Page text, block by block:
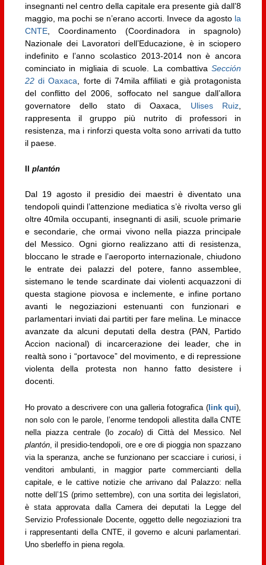
insegnanti nel centro della capitale era presente già dall’8
maggio, ma pochi se n’erano accorti. Invece da agosto la
CNTE, Coordinamento (Coordinadora in spagnolo)
Nazionale dei Lavoratori dell’Educazione, è in sciopero
indefinito e l’anno scolastico 2013-2014 non è ancora
cominciato in migliaia di scuole. La combattivaSección
22di Oaxaca , forte di 74mila affiliati e già protagonista
del conflitto del 2006, soffocato nel sangue dall’allora
governatore dello stato di Oaxaca, Ulises Ruiz
rappresenta il gruppo più nutrito di professori in
resistenza, ma i rinforzi questa volta sono arrivati da tutto
il paese.
plantón
Dal 19 agosto il presidio dei maestri è diventato una
tendopoli quindi l’attenzione mediatica s’è rivolta verso gli
oltre 40mila occupanti, insegnanti di asili, scuole primarie
e secondarie, che ormai vivono nella piazza principale
del Messico. Ogni giorno realizzano atti di resistenza,
bloccano le strade e l’aeroporto internazionale, chiudono
le entrate dei palazzi del potere, fanno assemblee,
sistemano le tende scardinate dai violenti acquazzoni di
questa stagione piovosa e inclemente, e infine portano
avanti le negoziazioni estenuanti con funzionari e
parlamentari inviati dai partiti per fare melina. Le minacce
avanzate da alcuni deputati della destra (PAN, Partido
Accion nacional) di incarcerazione dei leader, che in
realtà sono i “portavoce” del movimento, e di repressione
violenta della protesta non hanno fatto desistere i
docenti.
Ho provato a descrivere con una galleria fotografica (link qui),
non solo con le parole, l’enorme tendopoli allestita dalla CNTE
nella piazza centrale (lo zocalo) di Città del Messico. Nel
plantón, il presidio-tendopoli, ore e ore di pioggia non spazzano
via la speranza, anche se funzionano per scacciare i curiosi, i
venditori ambulanti, in maggior parte commercianti della
capitale, e le cattive notizie che arrivano dal Palazzo: nella
notte dell’1S (primo settembre), con una sortita dei legislatori,
è stata approvata dalla Camera dei deputati la Legge del
Servizio Professionale Docente, oggetto delle negoziazioni tra
i rappresentanti della CNTE, il governo e alcuni parlamentari.
Uno sberleffo in piena regola.